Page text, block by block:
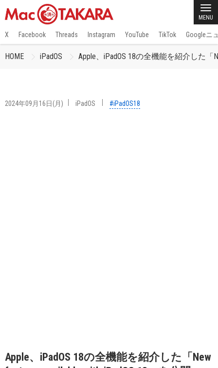
MENU
X Facebook Threads Instagram YouTube TikTok Googleニ
HOME iPadOS Apple、iPadOS 18の全機能を紹介した「
2024年09月16日(月) iPadOS #iPadOS18
Apple、iPadOS 18の全機能を紹介した「New